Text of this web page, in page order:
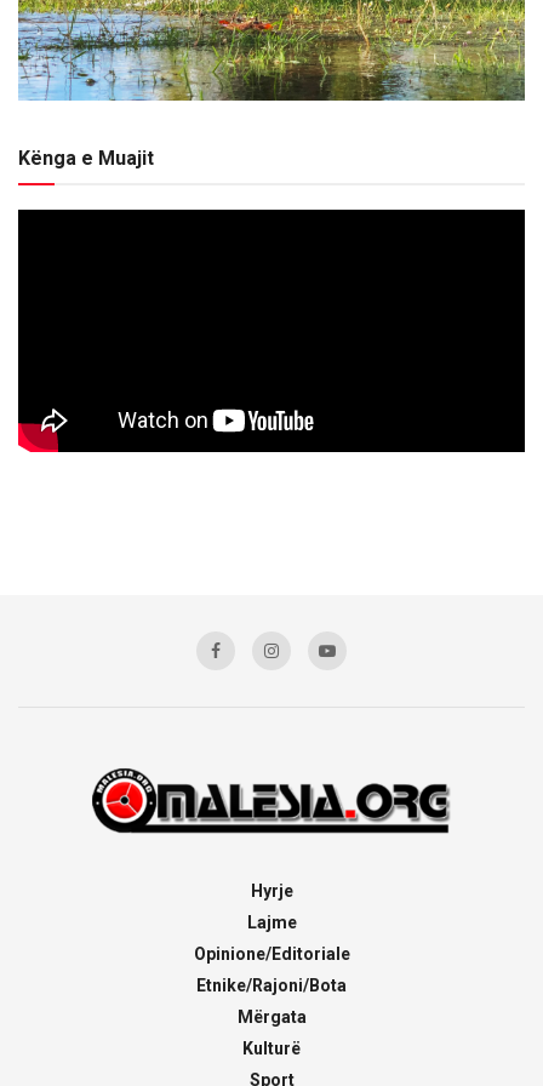
Kënga e Muajit
Hyrje
Lajme
Opinione/Editoriale
Etnike/Rajoni/Bota
Mërgata
Kulturë
Sport